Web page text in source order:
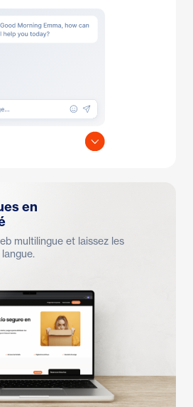
en
multilingue et laissez les